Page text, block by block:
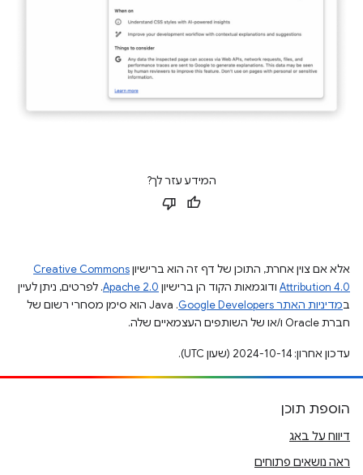
המידע עזר לך?
אלא אם צוין אחרת, התוכן של דף זה הוא ברישיוןCreative Commons
Attribution 4.0 ודוגמאות הקוד הן ברישיון Apache 2.0. לפרטים, ניתן לעיין
במדיניות האתר Google Developers‏
.‏ Java הוא סימן מסחרי רשום של
חברת Oracle ו/או של השותפים העצמאיים שלה.
עדכון אחרון: 2024-10-14 (שעון UTC).
הוספת תוכן
דיווח על באג
ראה נושאים פתוחים